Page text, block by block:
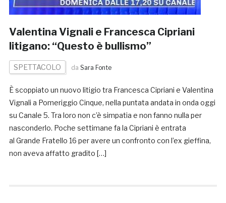
Valentina Vignali e Francesca Cipriani
litigano: “Questo è bullismo”
SPETTACOLO da Sara Fonte
È scoppiato un nuovo litigio tra Francesca Cipriani e Valentina
Vignali a Pomeriggio Cinque, nella puntata andata in onda oggi
su Canale 5. Tra loro non c’è simpatia e non fanno nulla per
nasconderlo. Poche settimane fa la Cipriani è entrata
al Grande Fratello 16 per avere un confronto con l’ex gieffina,
non aveva affatto gradito […]